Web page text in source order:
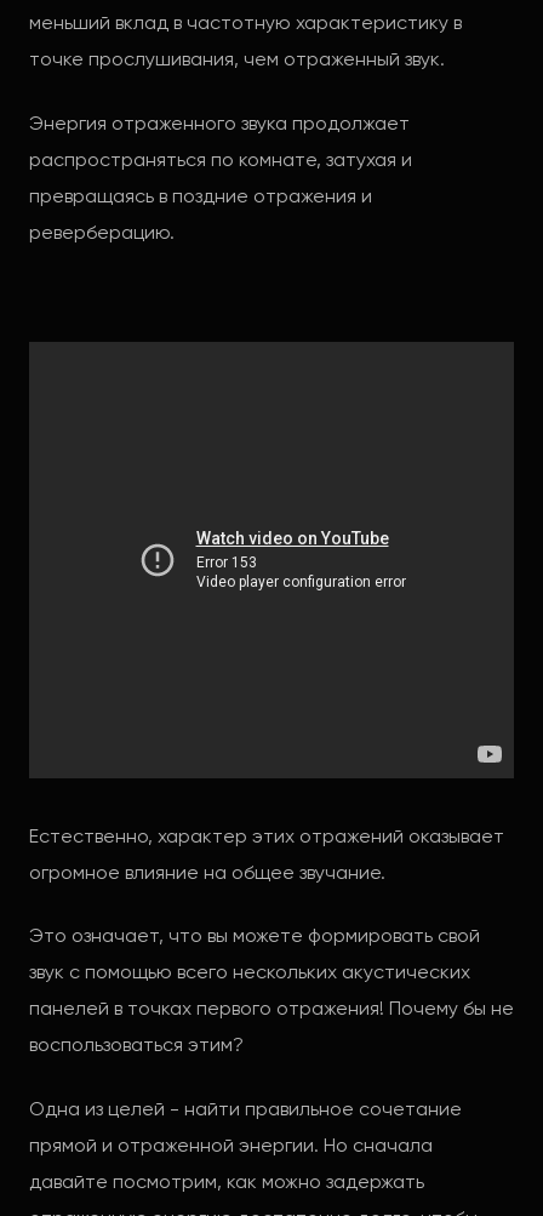
меньший вклад в частотную характеристику в
точке прослушивания, чем отраженный звук.
Энергия отраженного звука продолжает
распространяться по комнате, затухая и
превращаясь в поздние отражения и
реверберацию.
Естественно, характер этих отражений оказывает
огромное влияние на общее звучание.
Это означает, что вы можете формировать свой
звук с помощью всего нескольких акустических
панелей в точках первого отражения! Почему бы не
воспользоваться этим?
Одна из целей - найти правильное сочетание
прямой и отраженной энергии. Но сначала
давайте посмотрим, как можно задержать